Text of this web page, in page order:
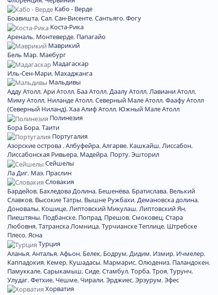
Кабо - Верде
Боавишта,Сал,Сан-Висенте,Сантьяго,Фогу
Коста-Рика
Ареналь, Монтеверде, Папагайо
Маврикий
Бель Мар, Маебург
Мадагаскар
Иль-Сен-Мари, Махаджанга
Мальдивы
Адду Атолл,Ари Атолл, Баа Атолл,Даалу Атолл,Лавиани Атолл,
Миму Атолл, Ниланде Атолл,Северный Мале Атолл,Фаафу Атолл
(Северный Ниланд),Хаа Алиф Атолл, Южный Мале Атолл
Полинезия
Бора Бора,Таити
Португалия
Азорские острова,Албуфейра,Алгарве, Кашкайш,Лиссабон,
Лиссабонская Ривьера, Мадейра, Порту,Эшторил
Сейшелы
Ла Диг, Маэ, Праслин
Словакия
Бардейов, Бахледова Долина, Бешенёва, Братислава, Велький
Славков, Высокие Татры, Вышне Ружбахи,Демановска долина,
Доновалы, Кошице,Липтовский Микулаш,Липтовский Ян,
Пиештяны, Подбанске, Попрад, Прешов,Смоковец,Стара
Любовня,Татранска Ломница,Турчианске Теплице, Штребске
Плесо,Ясна
Турция
Аланья,Анталья,Афьон, Белек, Бодрум,Дидим, Измир, Ичмелер,
Каппадокия, Кемер, Кушадасы, Мармарис,Олюдениз, Паландокен,
Памуккале,Сарыкамыш,Сиде,Стамбул,Торба,Троя,Турунч,
Улудаг,Фетхие, Чешме, Чирали,Эрджиес,Эрзурум,Эфес
Хорватия